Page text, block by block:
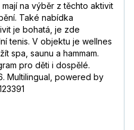
na výběr z těchto aktivit
Také nabídka
je bohatá, je zde
tenis. V objektu je wellnes
spa, saunu a hammam.
pro děti i dospělé.
Multilingual, powered by